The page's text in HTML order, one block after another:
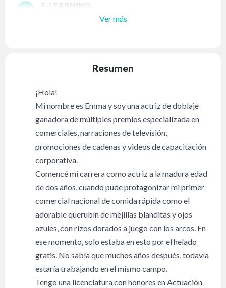
E-LEARNING
Ver más
Resumen
¡Hola!
Mi nombre es Emma y soy una actriz de doblaje
ganadora de múltiples premios especializada en
comerciales, narraciones de televisión,
promociones de cadenas y videos de capacitación
corporativa.
Comencé mi carrera como actriz a la madura edad
de dos años, cuando pude protagonizar mi primer
comercial nacional de comida rápida como el
adorable querubín de mejillas blanditas y ojos
azules, con rizos dorados a juego con los arcos. En
ese momento, solo estaba en esto por el helado
gratis. No sabía que muchos años después, todavía
estaría trabajando en el mismo campo.
Tengo una licenciatura con honores en Actuación